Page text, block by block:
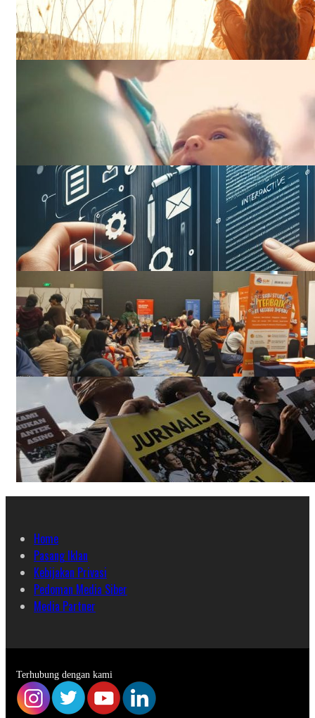
Home
Pasang Iklan
Kebijakan Privasi
Pedoman Media Siber
Media Partner
Terhubung dengan kami